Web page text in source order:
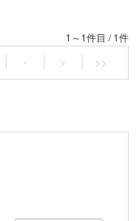
1～1件目 /1件
・ > >>